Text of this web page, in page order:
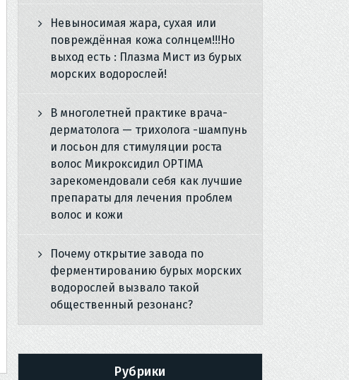
Невыносимая жара, сухая или
повреждённая кожа солнцем!!!Но
выход есть : Плазма Мист из бурых
морских водорослей!
В многолетней практике врача-
дерматолога — трихолога -шампунь
и лосьон для стимуляции роста
волос Микроксидил OPTIMA
зарекомендовали себя как лучшие
препараты для лечения проблем
волос и кожи
Почему открытие завода по
ферментированию бурых морских
водорослей вызвало такой
общественный резонанс?
Рубрики